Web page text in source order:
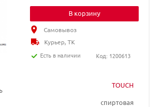
TOUCH
спиртовая
В корзину
Самовывоз
Курьер, ТК
Есть в наличии
Код: 1200613